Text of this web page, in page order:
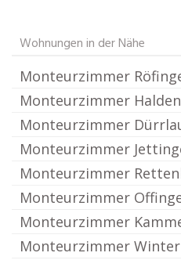
Wohnungen in der Nähe
Monteurzimmer
Monteurzimmer
Monteurzimmer
Monteurzimmer
Monteurzimmer
Monteurzimmer
Monteurzimmer
Monteurzimmer